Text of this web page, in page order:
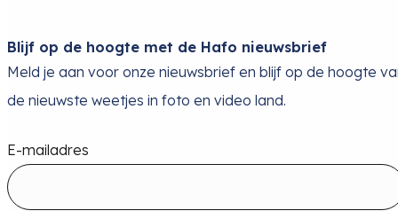
Blijf op de hoogte met de Hafo nieuwsbrief
Meld je aan voor onze nieuwsbrief en blijf op de hoogte
de nieuwste weetjes in foto en video land.
E-mailadres